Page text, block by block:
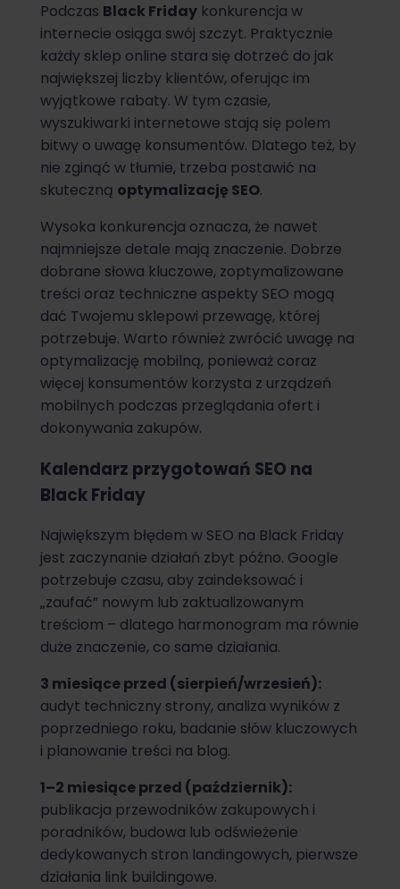
Podczas Black Friday konkurencja w
internecie osiąga swój szczyt. Praktycznie
każdy sklep online stara się dotrzeć do jak
największej liczby klientów, oferując im
wyjątkowe rabaty. W tym czasie,
wyszukiwarki internetowe stają się polem
bitwy o uwagę konsumentów. Dlatego też, by
nie zginąć w tłumie, trzeba postawić na
skuteczną optymalizację SEO.
Wysoka konkurencja oznacza, że nawet
najmniejsze detale mają znaczenie. Dobrze
dobrane słowa kluczowe, zoptymalizowane
treści oraz techniczne aspekty SEO mogą
dać Twojemu sklepowi przewagę, której
potrzebuje. Warto również zwrócić uwagę na
optymalizację mobilną, ponieważ coraz
więcej konsumentów korzysta z urządzeń
mobilnych podczas przeglądania ofert i
dokonywania zakupów.
Kalendarz przygotowań SEO na
Black Friday
Największym błędem w SEO na Black Friday
jest zaczynanie działań zbyt późno. Google
potrzebuje czasu, aby zaindeksować i
„zaufać” nowym lub zaktualizowanym
treściom – dlatego harmonogram ma równie
duże znaczenie, co same działania.
3 miesiące przed (sierpień/wrzesień):
audyt techniczny strony, analiza wyników z
poprzedniego roku, badanie słów kluczowych
i planowanie treści na blog.
1–2 miesiące przed (październik):
publikacja przewodników zakupowych i
poradników, budowa lub odświeżenie
dedykowanych stron landingowych, pierwsze
działania link buildingowe.